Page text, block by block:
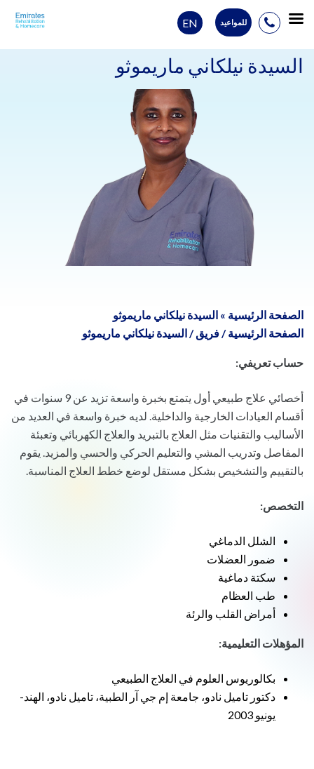
Skip
content
للمواعيد EN
السيدة نيلكاني ماريموثو
الصفحة الرئيسية » السيدة نيلكاني ماريموثو
الصفحة الرئيسية /فريق /السيدة نيلكاني ماريموثو
حساب تعريفي:
أخصائي علاج طبيعي أول يتمتع بخبرة واسعة تزيد عن 9 سنوات في
أقسام العيادات الخارجية والداخلية. لديه خبرة واسعة في العديد من
الأساليب والتقنيات مثل العلاج بالتبريد والعلاج الكهربائي وتعبئة
المفاصل وتدريب المشي والتعليم الحركي والحسي والمزيد. يقوم
بالتقييم والتشخيص بشكل مستقل لوضع خطط العلاج المناسبة.
التخصص:
الشلل الدماغي
ضمور العضلات
سكتة دماغية
طب العظام
أمراض القلب والرئة
المؤهلات التعليمية:
بكالوريوس العلوم في العلاج الطبيعي
دكتور تاميل نادو، جامعة إم جي آر الطبية، تاميل نادو، الهند-
يونيو 2003